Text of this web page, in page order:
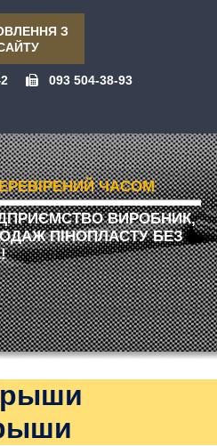
З
093 504-38-93
ЧАСОМ
ВИРОБНИК,
ПІНОПЛАСТУ БЕЗ